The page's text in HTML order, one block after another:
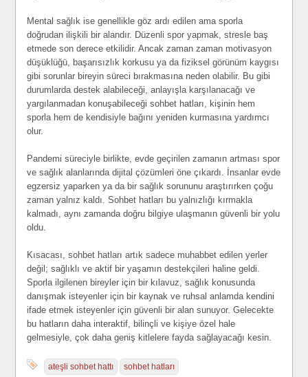
Mental sağlık ise genellikle göz ardı edilen ama sporla
doğrudan ilişkili bir alandır. Düzenli spor yapmak, stresle baş
etmede son derece etkilidir. Ancak zaman zaman motivasyon
düşüklüğü, başarısızlık korkusu ya da fiziksel görünüm kaygısı
gibi sorunlar bireyin süreci bırakmasına neden olabilir. Bu gibi
durumlarda destek alabileceği, anlayışla karşılanacağı ve
yargılanmadan konuşabileceği sohbet hatları, kişinin hem
sporla hem de kendisiyle bağını yeniden kurmasına yardımcı
olur.
Pandemi süreciyle birlikte, evde geçirilen zamanın artması spor
ve sağlık alanlarında dijital çözümleri öne çıkardı. İnsanlar evde
egzersiz yaparken ya da bir sağlık sorununu araştırırken çoğu
zaman yalnız kaldı. Sohbet hatları bu yalnızlığı kırmakla
kalmadı, aynı zamanda doğru bilgiye ulaşmanın güvenli bir yolu
oldu.
Kısacası, sohbet hatları artık sadece muhabbet edilen yerler
değil; sağlıklı ve aktif bir yaşamın destekçileri haline geldi.
Sporla ilgilenen bireyler için bir kılavuz, sağlık konusunda
danışmak isteyenler için bir kaynak ve ruhsal anlamda kendini
ifade etmek isteyenler için güvenli bir alan sunuyor. Gelecekte
bu hatların daha interaktif, bilinçli ve kişiye özel hale
gelmesiyle, çok daha geniş kitlelere fayda sağlayacağı kesin.
ateşli sohbet hattı sohbet hatları